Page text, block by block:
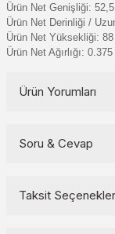
Ürün Net Genişliği:
Ürün Net Derinliği /
Ürün Net Yüksekliği:
Ürün Net Ağırlığı:
Ürün Yorumları
Soru & Cevap
Ürün
Taksit